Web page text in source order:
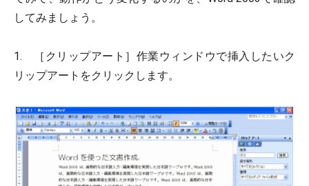
してみましょう。
1. ［クリップアート］作業ウィンドウで挿入したいク
リップアートをクリックします。